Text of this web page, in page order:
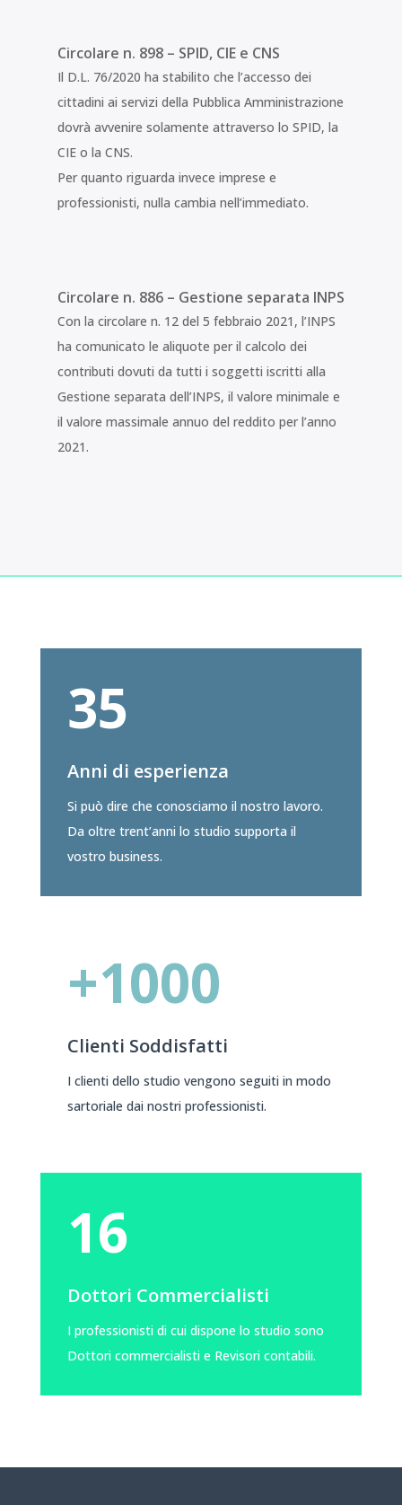
Circolare n. 898 – SPID, CIE e CNS
Il D.L. 76/2020 ha stabilito che l’accesso dei
cittadini ai servizi della Pubblica Amministrazione
dovrà avvenire solamente attraverso lo SPID, la
CIE o la CNS.
Per quanto riguarda invece imprese e
professionisti, nulla cambia nell’immediato.
Circolare n. 886 – Gestione separata INPS
Con la circolare n. 12 del 5 febbraio 2021, l’INPS
ha comunicato le aliquote per il calcolo dei
contributi dovuti da tutti i soggetti iscritti alla
Gestione separata dell’INPS, il valore minimale e
il valore massimale annuo del reddito per l’anno
2021.
35
Anni di esperienza
Si può dire che conosciamo il nostro lavoro.
Da oltre trent’anni lo studio supporta il
vostro business.
+1000
Clienti Soddisfatti
I clienti dello studio vengono seguiti in modo
sartoriale dai nostri professionisti.
16
Dottori Commercialisti
I professionisti di cui dispone lo studio sono
Dottori commercialisti e Revisori contabili.